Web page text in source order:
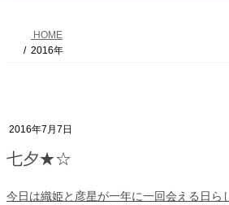
HOME
2016年
2016年7月7日
七夕★☆
今日は織姫と彦星が一年に一回会える日